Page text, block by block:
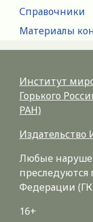
Справочники
Материалы
Институт
Горького
РАН)
Любые
преследуются
Федерации (ГК
16+